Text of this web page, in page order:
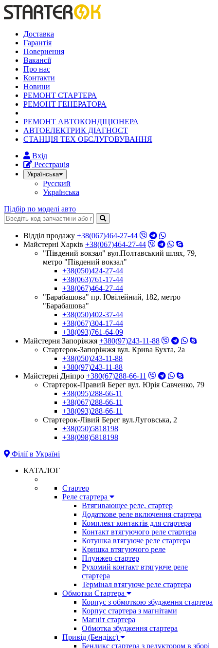
Доставка
Гарантія
Повернення
Вакансії
Про нас
Контакти
Новини
РЕМОНТ СТАРТЕРА
РЕМОНТ ГЕНЕРАТОРА
РЕМОНТ АВТОКОНДІЦІОНЕРА
АВТОЕЛЕКТРИК ДІАГНОСТ
СТАНЦІЯ ТЕХ ОБСЛУГОВУВАННЯ
Вхід
Реєстрація
Українська
Русский
Українська
Підбір по моделі авто
Відділ продажу +38(067)464-27-44
Майстерні Харків +38(067)464-27-44
"Південий вокзал" вул.Полтавський шлях, 79,
метро "Південий вокзал"
+38(050)424-27-44
+38(063)761-17-44
+38(067)464-27-44
"Барабашова" пр. Ювілейний, 182, метро
"Барабашова"
+38(050)402-37-44
+38(067)304-17-44
+38(093)761-64-09
Майстерня Запоріжжя +380(97)243-11-88
Стартерок-Запоріжжя вул. Крива Бухта, 2а
+38(050)243-11-88
+380(97)243-11-88
Майстерні Днiпро +380(67)288-66-11
Стартерок-Правий Берег вул. Юрія Савченко, 79
+38(095)288-66-11
+38(067)288-66-11
+38(093)288-66-11
Стартерок-Лівий Берег вул.Луговська, 2
+38(050)5818198
+38(098)5818198
Філії в Україні
КАТАЛОГ
Стартер
Реле стартера
Втягивающее реле, стартер
Додаткове реле включення стартера
Комплект контактів для стартера
Контакт втягуючого реле стартера
Котушка втягуюче реле стартера
Кришка втягуючого реле
Плунжер стартер
Рухомий контакт втягуюче реле
стартера
Термінал втягуюче реле стартера
Обмотки Стартера
Корпус з обмоткою збудження стартера
Корпус стартера з магнітами
Магніт стартера
Обмотка збудження стартера
Привід (Бендікс)
Бендикс стартера з редуктором в зборі